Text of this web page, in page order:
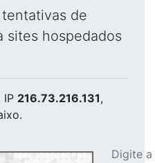
de
sites hospedados
IP 216.73.216.131,
Digite